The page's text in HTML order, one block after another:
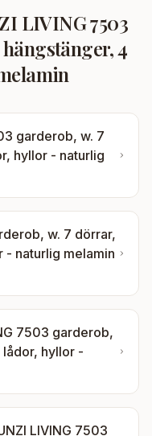
LIVING 7503
4
garderob, w. 7
hyllor - naturlig
w. 7 dörrar,
- naturlig melamin
7503 garderob,
lådor, hyllor -
LIVING 7503